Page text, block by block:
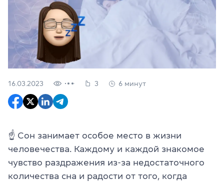
16.03.2023 3 6 минут
☝ Сон занимает особое место в жизни
человечества. Каждому и каждой знакомое
чувство раздражения из-за недостаточного
количества сна и радости от того, когда